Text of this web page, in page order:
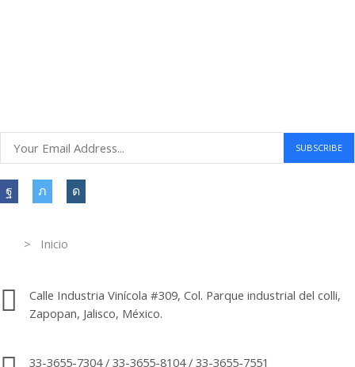
> Inicio
Calle Industria Vinícola #309, Col. Parque industrial del colli,
Zapopan, Jalisco, México.
33-3655-7304 / 33-3655-8104 / 33-3655-7551